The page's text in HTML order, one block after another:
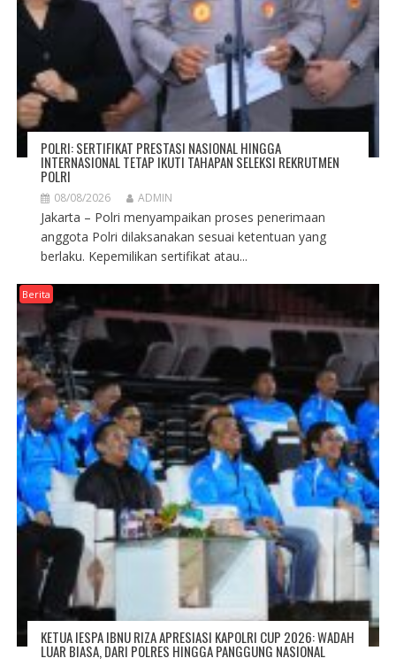
POLRI: SERTIFIKAT PRESTASI NASIONAL HINGGA
INTERNASIONAL TETAP IKUTI TAHAPAN SELEKSI REKRUTMEN
POLRI
08/08/2026 ADMIN
Jakarta – Polri menyampaikan proses penerimaan
anggota Polri dilaksanakan sesuai ketentuan yang
berlaku. Kepemilikan sertifikat atau...
Berita
KETUA IESPA IBNU RIZA APRESIASI KAPOLRI CUP 2026: WADAH
LUAR BIASA, DARI POLRES HINGGA PANGGUNG NASIONAL